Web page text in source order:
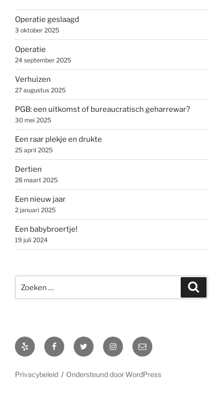
Operatie geslaagd
3 oktober 2025
Operatie
24 september 2025
Verhuizen
27 augustus 2025
PGB: een uitkomst of bureaucratisch geharrewar?
30 mei 2025
Een raar plekje en drukte
25 april 2025
Dertien
28 maart 2025
Een nieuw jaar
2 januari 2025
Een babybroertje!
19 juli 2024
naar:
Yelp FacebookTwitter Instagram
E-
mail
Privacybeleid Ondersteund door WordPress